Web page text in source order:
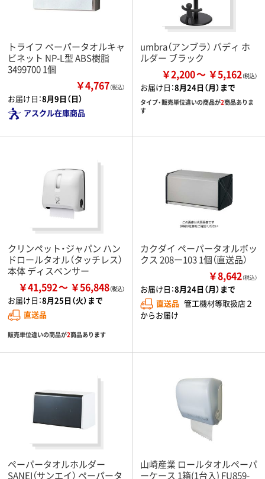
トライフ ペーパータオルキャ
ビネット NP-L型 ABS樹脂
3499700 1個
￥4,767（税込）
お届け日：8月9日（日）
アスクル在庫商品
umbra（アンブラ） バディ ホ
ルダー ブラック
￥2,200 ￥5,162
お届け日：8月24日（月）まで
タイプ・販売単位違いの商品が2商品ありま
す
クリンペット・ジャパン ハン
ドロールタオル（タッチレス）
本体 ディスペンサー
￥41,592 ￥56,848
お届け日：8月25日（火）まで
直送品
販売単位違いの商品が2商品あります
カクダイ ペーパータオルボッ
クス 208ー103 1個（直送品）
￥8,642（税込）
お届け日：8月24日（月）まで
直送品 管工機材等取扱店２
からお届け
ペーパータオルホルダー
SANEI（サンエイ） ペーパータ
山崎産業 ロールタオルペーパ
ーケース 1箱(1台入) FU859-